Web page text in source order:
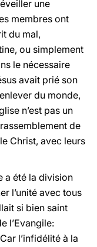
une
membres ont
du mal,
ou simplement
le nécessaire
avait prié son
du monde,
n’est pas un
de
Christ, avec leurs
a été la division
l’unité avec tous
si bien saint
l’Evangile:
l’infidélité à la